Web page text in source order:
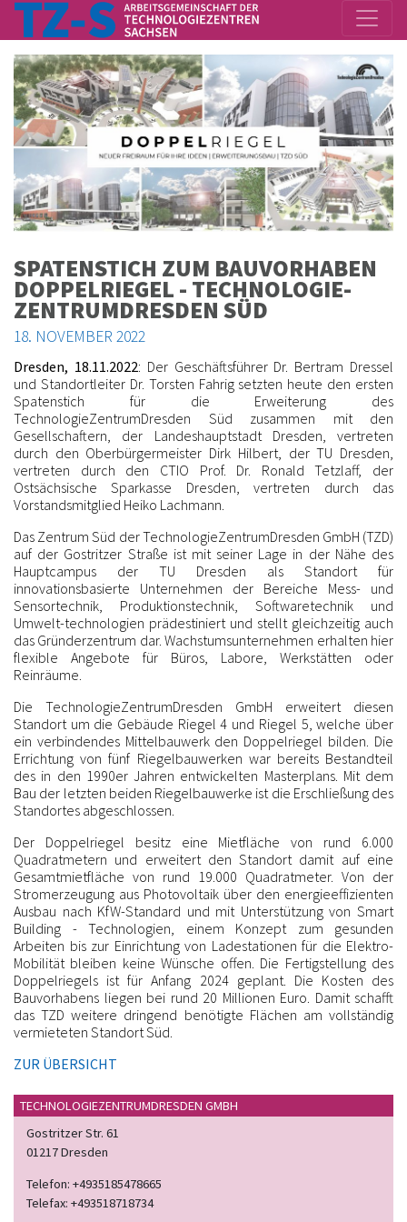
SPATENSTICH ZUM BAUVORHABEN
DOPPELRIEGEL - TECH­NO­LO­GIE­
ZEN­TRUM­DRES­DEN SÜD
18. NOVEMBER 2022
Dresden, 18.11.2022: Der Geschäftsführer Dr. Bertram Dressel
und Standortleiter Dr. Torsten Fahrig setzten heute den ersten
Spatenstich für die Erweiterung des
TechnologieZentrumDresden Süd zusammen mit den
Gesellschaftern, der Landeshauptstadt Dresden, vertreten
durch den Oberbürgermeister Dirk Hilbert, der TU Dresden,
vertreten durch den CTIO Prof. Dr. Ronald Tetzlaff, der
Ostsächsische Sparkasse Dresden, vertreten durch das
Vorstandsmitglied Heiko Lachmann.
Das Zentrum Süd der TechnologieZentrumDresden GmbH (TZD)
auf der Gostritzer Straße ist mit seiner Lage in der Nähe des
Hauptcampus der TU Dresden als Standort für
innovationsbasierte Unternehmen der Bereiche Mess- und
Sensortechnik, Produktionstechnik, Softwaretechnik und
Umwelt-technologien prädestiniert und stellt gleichzeitig auch
das Gründerzentrum dar. Wachstumsunternehmen erhalten hier
flexible Angebote für Büros, Labore, Werkstätten oder
Reinräume.
Die TechnologieZentrumDresden GmbH erweitert diesen
Standort um die Gebäude Riegel 4 und Riegel 5, welche über
ein verbindendes Mittelbauwerk den Doppelriegel bilden. Die
Errichtung von fünf Riegelbauwerken war bereits Bestandteil
des in den 1990er Jahren entwickelten Masterplans. Mit dem
Bau der letzten beiden Riegelbauwerke ist die Erschließung des
Standortes abgeschlossen.
Der Doppelriegel besitz eine Mietfläche von rund 6.000
Quadratmetern und erweitert den Standort damit auf eine
Gesamtmietfläche von rund 19.000 Quadratmeter. Von der
Stromerzeugung aus Photovoltaik über den energieeffizienten
Ausbau nach KfW-Standard und mit Unterstützung von Smart
Building - Technologien, einem Konzept zum gesunden
Arbeiten bis zur Einrichtung von Ladestationen für die Elektro-
Mobilität bleiben keine Wünsche offen. Die Fertigstellung des
Doppelriegels ist für Anfang 2024 geplant. Die Kosten des
Bauvorhabens liegen bei rund 20 Millionen Euro. Damit schafft
das TZD weitere dringend benötigte Flächen am vollständig
vermieteten Standort Süd.
ZUR ÜBERSICHT
TECHNOLOGIEZENTRUMDRESDEN GMBH
Gostritzer Str. 61
01217 Dresden
Telefon: +4935185478665
Telefax: +493518718734